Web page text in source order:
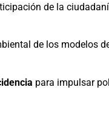
de la
de los modelos
para impulsar